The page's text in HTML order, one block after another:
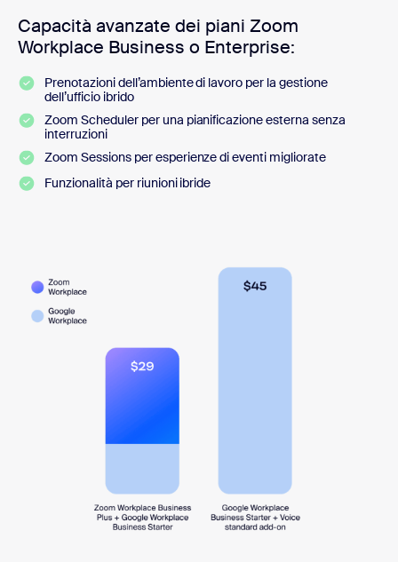
Capacità avanzate dei piani Zoom
Workplace Business o Enterprise:
Prenotazioni dell’ambiente di lavoro per la gestione
dell’ufficio ibrido
Zoom Scheduler per una pianificazione esterna senza
interruzioni
Zoom Sessions per esperienze di eventi migliorate
Funzionalità per riunioni ibride